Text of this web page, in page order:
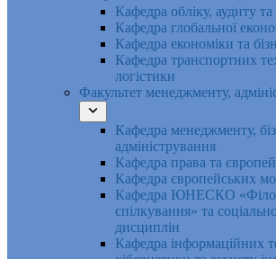
Кафедра обліку, аудиту
Кафедра глобальної
Кафедра економіки та
Кафедра транспортних
логістики
Факультет менеджменту,
Кафедра менеджменту,
адміністрування
Кафедра права та
Кафедра європейських
Кафедра ЮНЕСКО
спілкування» та
дисциплін
Кафедра інформаційних